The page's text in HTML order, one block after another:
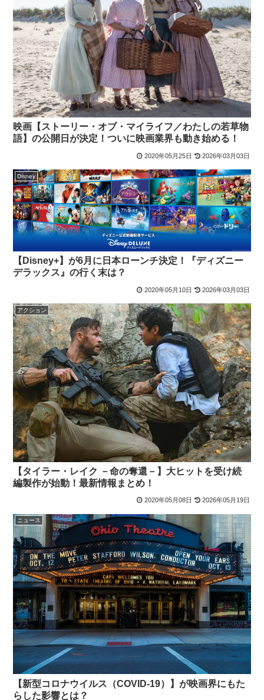
映画【ストーリー・オブ・マイライフ／わたしの若草物
語】の公開日が決定！ついに映画業界も動き始める！
2020年05月25日 2026年03月03日
Disney
【Disney+】が6月に日本ローンチ決定！『ディズニー
デラックス』の行く末は？
2020年05月10日 2026年03月03日
アクション
【タイラー・レイク －命の奪還－】大ヒットを受け続
編製作が始動！最新情報まとめ！
2020年05月08日 2026年05月19日
ニュース
【新型コロナウイルス（COVID-19）】が映画界にもた
らした影響とは？